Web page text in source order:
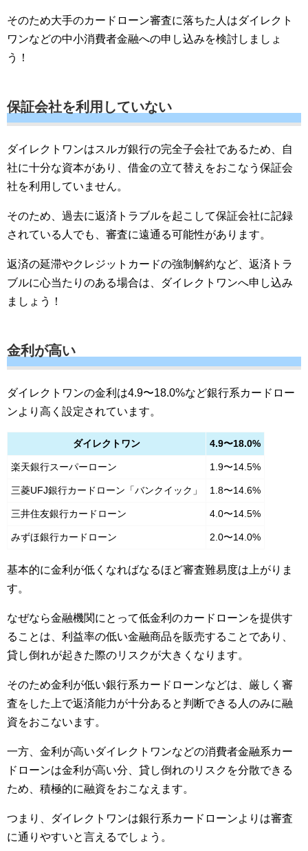
そのため大手のカードローン審査に落ちた人はダイレクト
ワンなどの中小消費者金融への申し込みを検討しましょ
う！
保証会社を利用していない
ダイレクトワンはスルガ銀行の完全子会社であるため、自
社に十分な資本があり、借金の立て替えをおこなう保証会
社を利用していません。
そのため、過去に返済トラブルを起こして保証会社に記録
されている人でも、審査に遠通る可能性があります。
返済の延滞やクレジットカードの強制解約など、返済トラ
ブルに心当たりのある場合は、ダイレクトワンへ申し込み
ましょう！
金利が高い
ダイレクトワンの金利は4.9〜18.0%など銀行系カードロー
ンより高く設定されています。
ダイレクトワン 4.9〜18.0%
楽天銀行スーパーローン 1.9〜14.5%
三菱UFJ銀行カードローン「バンクイック」 1.8〜14.6%
三井住友銀行カードローン 4.0〜14.5%
みずほ銀行カードローン 2.0〜14.0%
基本的に金利が低くなればなるほど審査難易度は上がりま
す。
なぜなら金融機関にとって低金利のカードローンを提供す
ることは、利益率の低い金融商品を販売することであり、
貸し倒れが起きた際のリスクが大きくなります。
そのため金利が低い銀行系カードローンなどは、厳しく審
査をした上で返済能力が十分あると判断できる人のみに融
資をおこないます。
一方、金利が高いダイレクトワンなどの消費者金融系カー
ドローンは金利が高い分、貸し倒れのリスクを分散できる
ため、積極的に融資をおこなえます。
つまり、ダイレクトワンは銀行系カードローンよりは審査
に通りやすいと言えるでしょう。